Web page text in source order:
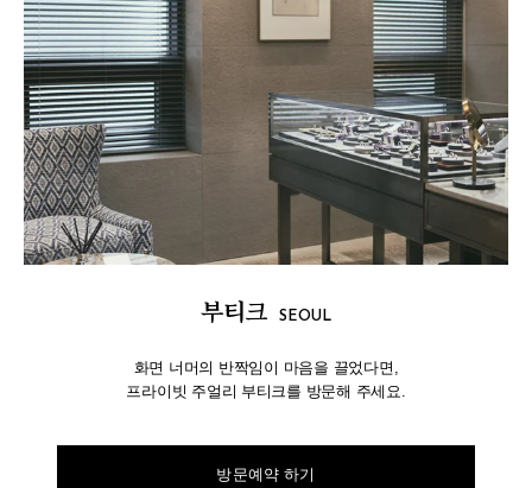
부티크 SEOUL
화면 너머의 반짝임이 마음을 끌었다면,
프라이빗 주얼리 부티크를 방문해 주세요.
방문예약 하기